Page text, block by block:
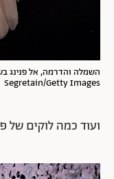
Segretain/Getty Images
ועוד כמה לוקים של